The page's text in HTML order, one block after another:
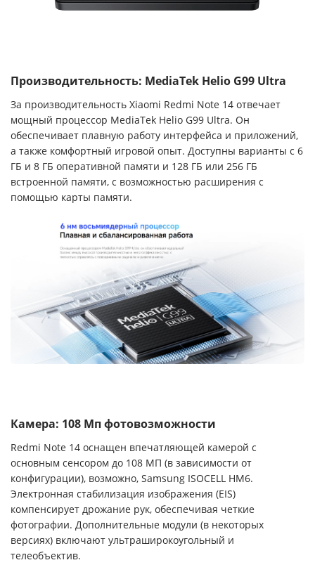
Производительность: MediaTek Helio G99 Ultra
За производительность Xiaomi Redmi Note 14 отвечает
мощный процессор MediaTek Helio G99 Ultra. Он
обеспечивает плавную работу интерфейса и приложений,
а также комфортный игровой опыт. Доступны варианты с 6
ГБ и 8 ГБ оперативной памяти и 128 ГБ или 256 ГБ
встроенной памяти, с возможностью расширения с
помощью карты памяти.
Камера: 108 Мп фотовозможности
Redmi Note 14 оснащен впечатляющей камерой с
основным сенсором до 108 МП (в зависимости от
конфигурации), возможно, Samsung ISOCELL HM6.
Электронная стабилизация изображения (EIS)
компенсирует дрожание рук, обеспечивая четкие
фотографии. Дополнительные модули (в некоторых
версиях) включают ультраширокоугольный и
телеобъектив.